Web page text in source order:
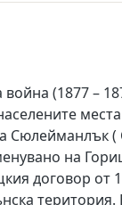
война (1877 –
(
на
договор от